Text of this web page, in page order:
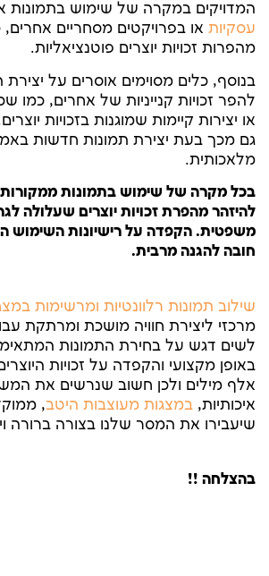
המדויקים במקרה של שימוש בתמונות
עסקיות או בפרויקטים מסחריים אחרים,
מהפרות זכויות יוצרים פוטנציאליות.
בנוסף, כלים מסוימים אוסרים על
להפר זכויות קנייניות של אחרים, כמו
או יצירות קיימות שמוגנות בזכויות
גם מכך בעת יצירת תמונות חדשות
מלאכותית.
בכל מקרה של שימוש בתמונות ממקורות
להיזהר מהפרת זכויות יוצרים שעלולה
משפטית. הקפדה על רישיונות השימוש
חובה להגנה מרבית.
שילוב תמונות רלוונטיות ומרשימות
מרכזי ליצירת חוויה מושכת ומרתקת
לשים דגש על בחירת התמונות
באופן מקצועי והקפדה על זכויות
אלף מילים ולכן חשוב שנרשים את
איכותיות, במצגות מעוצבות היטב,
שיעבירו את המסר שלנו בצורה ברורה
בהצלחה !!